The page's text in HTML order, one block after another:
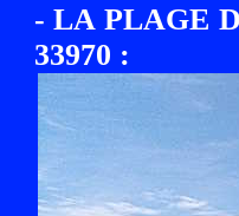
- LA PLAGE
33970 :